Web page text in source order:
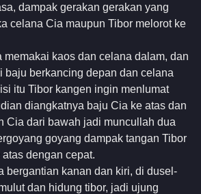
dampak gerakan gerakan yang
celana Cia maupun Tibor melorot ke
memakai kaos dan celana dalam, dan
baju berkancing depan dan celana
itu Tibor kangen ingin menlumat
diangkatnya baju Cia ke atas dan
Cia dari bawah jadi muncullah dua
goyang dampak tangan Tibor
dengan cepat.
bergantian kanan dan kiri, di dusel-
dan hidung tibor, jadi ujung